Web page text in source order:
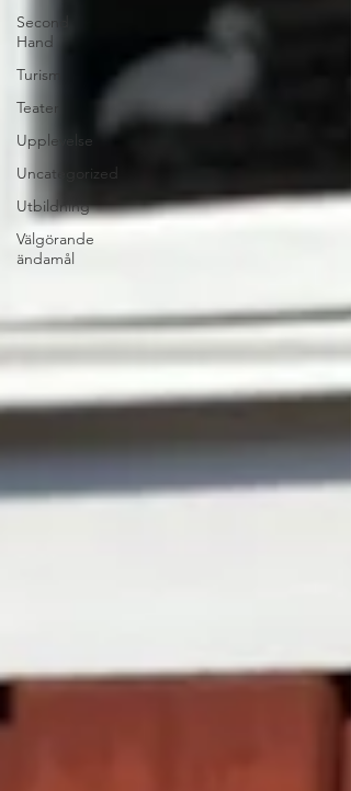
Second
Hand
Turism
Teater
Upplevelse
Uncategorized
Utbildning
Välgörande
ändamål